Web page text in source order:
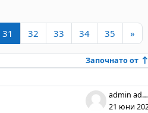
30
31 Страница 31
32Страница 32
33Страница 33
34Страница 34
35 »
Започнато от
admin admin
21 юни